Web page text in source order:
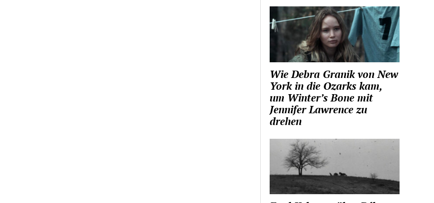
Wie Debra Granik von New
York in die Ozarks kam,
um Winter’s Bone mit
Jennifer Lawrence zu
drehen